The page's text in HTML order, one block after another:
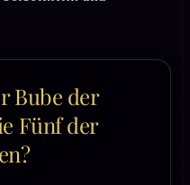
Bube der
Fünf der